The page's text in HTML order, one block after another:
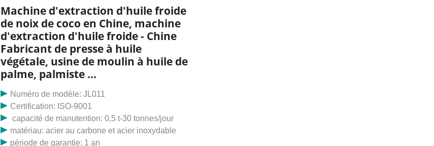
Machine d'extraction d'huile froide
de noix de coco en Chine, machine
d'extraction d'huile froide - Chine
Fabricant de presse à huile
végétale, usine de moulin à huile de
palme, palmiste ...
Numéro de modèle: JL011
Certification: ISO-9001
capacité de manutention: 0,5 t-30 tonnes/jour
matériau: acier au carbone et acier inoxydable
période de garantie: 1 an